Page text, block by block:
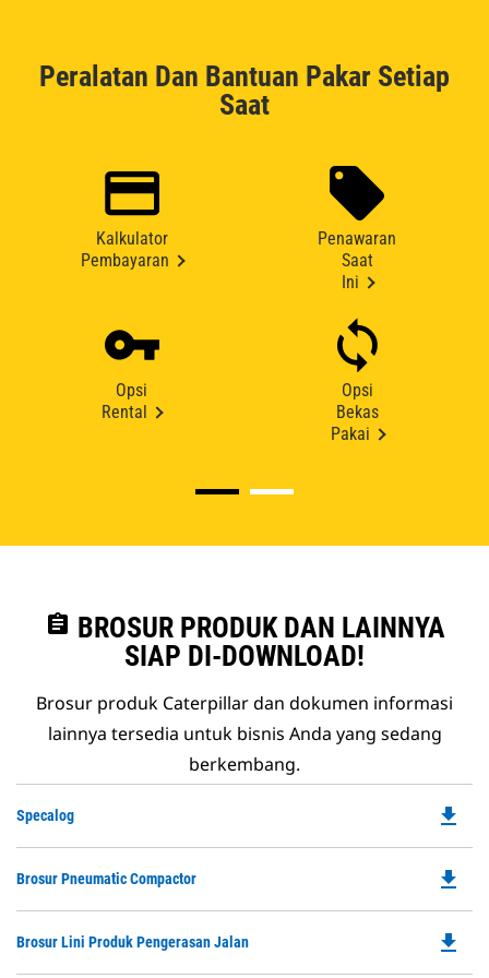
Peralatan Dan Bantuan Pakar Setiap
Saat
Kalkulator
Pembayaran
Penawaran
Saat
Ini
Opsi
Rental
Opsi
Bekas
Pakai
assignment BROSUR PRODUK DAN LAINNYA
SIAP DI-DOWNLOAD!
Brosur produk Caterpillar dan dokumen informasi
lainnya tersedia untuk bisnis Anda yang sedang
berkembang.
Specalog
a
file_download
Brosur Pneumatic Compactor
a
file_download
Brosur Lini Produk Pengerasan Jalan file_download